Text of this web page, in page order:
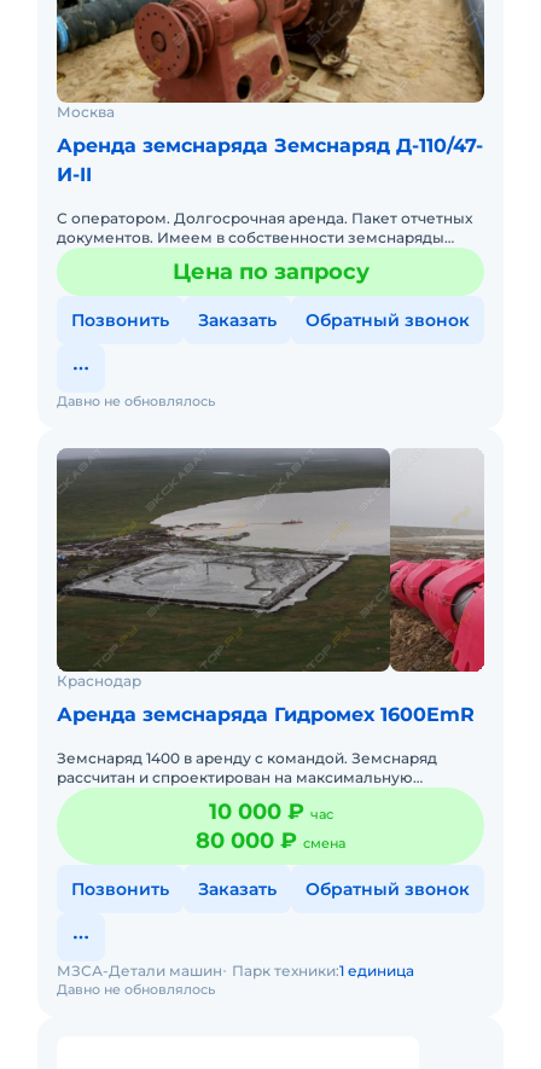
Москва
Аренда земснаряда Земснаряд Д-110/47-
И-II
С оператором. Долгосрочная аренда. Пакет отчетных
документов. Имеем в собственности земснаряды
разной производительности. От 50 до 300 кубов в час
по сухому пес
Цена по запросу
Позвонить Заказать Обратный звонок
Давно не обновлялось
Краснодар
Аренда земснаряда Гидромех 1600EmR
Земснаряд 1400 в аренду с командой. Земснаряд
рассчитан и спроектирован на максимальную
производительность. Возможно гибко варьировать
дистанцию и высоту подачи
10 000 ₽ час
80 000 ₽ смена
Позвонить Заказать Обратный звонок
Давно не обновлялось
МЗСА-Детали машин Парк техники:1 единица